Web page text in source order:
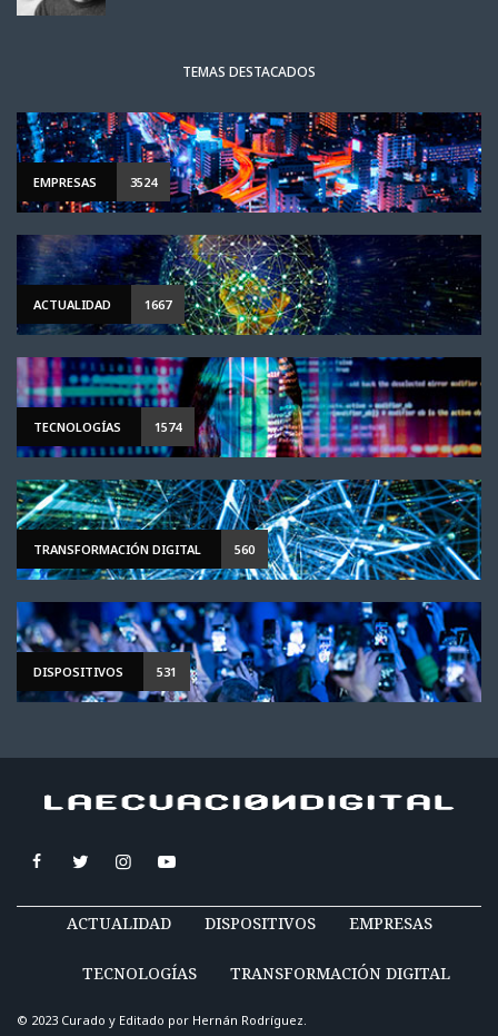
TEMAS DESTACADOS
EMPRESAS 3524
ACTUALIDAD 1667
TECNOLOGÍAS 1574
TRANSFORMACIÓN DIGITAL 560
DISPOSITIVOS 531
ACTUALIDAD DISPOSITIVOS EMPRESAS
TECNOLOGÍAS TRANSFORMACIÓN DIGITAL
© 2023 Curado y Editado por Hernán Rodríguez.